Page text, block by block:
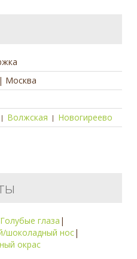
Москва
| Волжская | Новогиреево
глаза |
шоколадный нос|
окрас